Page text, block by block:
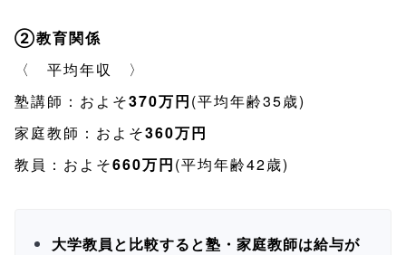
②教育関係
〈 平均年収 〉
塾講師：およそ370万円(平均年齢35歳)
家庭教師：およそ360万円
教員：およそ660万円(平均年齢42歳)
大学教員と比較すると塾・家庭教師は給与が